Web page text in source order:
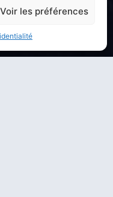
Voir les préférences